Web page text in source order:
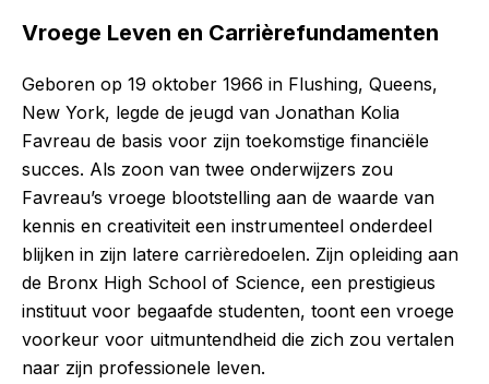
Vroege Leven en Carrièrefundamenten
Geboren op 19 oktober 1966 in Flushing, Queens,
New York, legde de jeugd van Jonathan Kolia
Favreau de basis voor zijn toekomstige financiële
succes. Als zoon van twee onderwijzers zou
Favreau’s vroege blootstelling aan de waarde van
kennis en creativiteit een instrumenteel onderdeel
blijken in zijn latere carrièredoelen. Zijn opleiding aan
de Bronx High School of Science, een prestigieus
instituut voor begaafde studenten, toont een vroege
voorkeur voor uitmuntendheid die zich zou vertalen
naar zijn professionele leven.